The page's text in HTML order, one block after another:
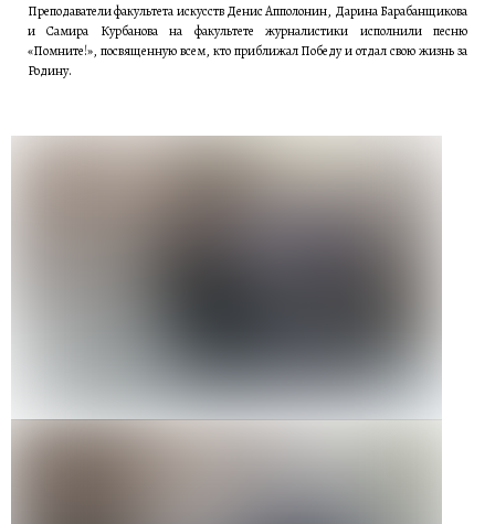
Преподаватели факультета искусств Денис Апполонин, Дарина Барабанщикова
и Самира Курбанова на факультете журналистики исполнили песню
«Помните!», посвященную всем, кто приближал Победу и отдал свою жизнь за
Родину.